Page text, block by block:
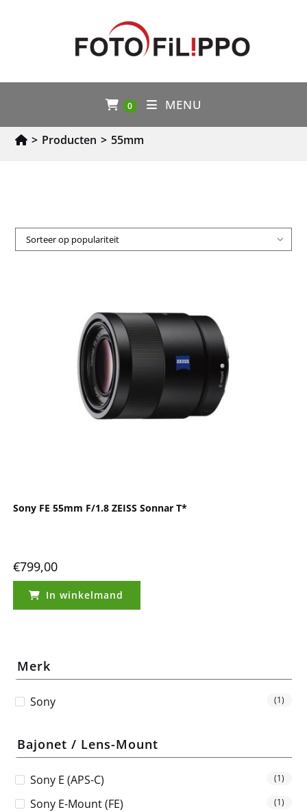
0 MENU
> Producten > 55mm
Sorteer op populariteit
Sony FE 55mm F/1.8 ZEISS Sonnar T*
€799,00
In winkelmand
Merk
Sony (1)
Bajonet / Lens-Mount
Sony E (APS-C) (1)
Sony E-Mount (FE) (1)